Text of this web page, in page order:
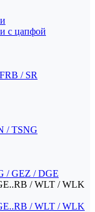
с цапфой
/ SR
/ TSNG
/ GEZ / DGE
/ WLT / WLK
/ WLT / WLK